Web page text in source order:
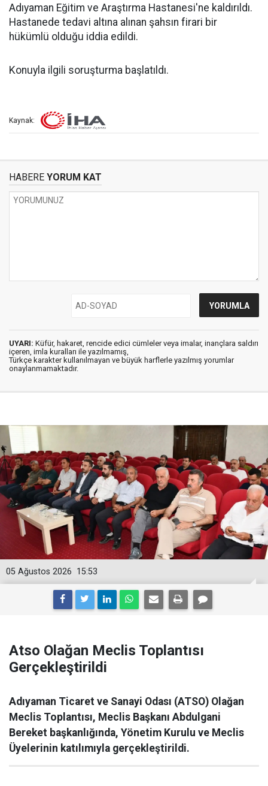
Adıyaman Eğitim ve Araştırma Hastanesi'ne kaldırıldı.
Hastanede tedavi altına alınan şahsın firari bir
hükümlü olduğu iddia edildi.
Konuyla ilgili soruşturma başlatıldı.
Kaynak:
HABERE YORUM KAT
UYARI: Küfür, hakaret, rencide edici cümleler veya imalar, inançlara saldırı
içeren, imla kuralları ile yazılmamış,
Türkçe karakter kullanılmayan ve büyük harflerle yazılmış yorumlar
onaylanmamaktadır.
15:53
05 Ağustos 2026
Atso Olağan Meclis Toplantısı
Gerçekleştirildi
Adıyaman Ticaret ve Sanayi Odası (ATSO) Olağan
Meclis Toplantısı, Meclis Başkanı Abdulgani
Bereket başkanlığında, Yönetim Kurulu ve Meclis
Üyelerinin katılımıyla gerçekleştirildi.